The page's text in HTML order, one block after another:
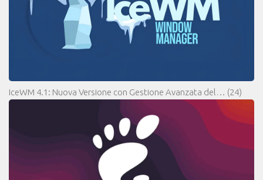
IceWM 4.1: Nuova Versione con Gestione Avanzata del… (24)